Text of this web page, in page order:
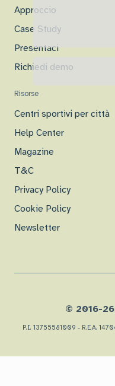
Approccio
Case Study
Presentaci
Richiedi demo
Risorse
Centri sportivi per città
Help Center
Magazine
T&C
Privacy Policy
Cookie Policy
Newsletter
© 2016-26
P.I. 13755581009 - R.E.A.